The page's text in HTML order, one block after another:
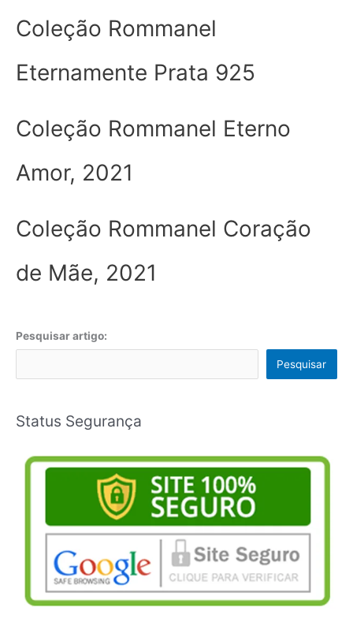
Coleção Rommanel
Eternamente Prata 925
Coleção Rommanel Eterno
Amor, 2021
Coleção Rommanel Coração
de Mãe, 2021
Pesquisar artigo:
Pesquisar
Status Segurança